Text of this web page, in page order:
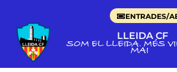
ENTRADES/
LLEIDA CF
SOM EL LLEIDA. MÉS
MAI